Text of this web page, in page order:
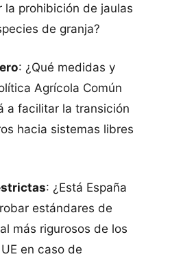
la prohibición de jaulas
de granja?
: ¿Qué medidas y
Agrícola Común
a facilitar la transición
hacia sistemas libres
: ¿Está España
estándares de
más rigurosos de los
en caso de